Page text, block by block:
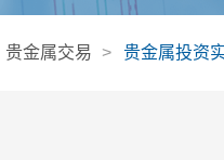
贵金属交易 贵金属投资